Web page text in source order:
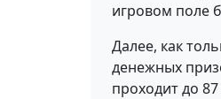
игровом поле
Далее, как
денежных
проходит до